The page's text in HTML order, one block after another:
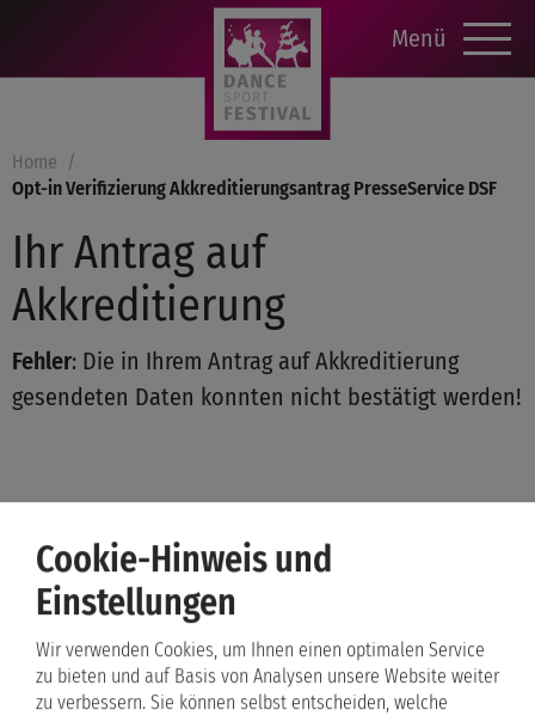
Home
Opt-in Verifizierung Akkreditierungsantrag PresseService DSF
Ihr Antrag auf
Akkreditierung
Fehler: Die in Ihrem Antrag auf Akkreditierung
gesendeten Daten konnten nicht bestätigt werden!
ÜBERSICHT
Datenschutz
AGB
Menü
Cookie-Hinweis und
Einstellungen
Wir verwenden Cookies, um Ihnen einen optimalen Service
zu bieten und auf Basis von Analysen unsere Website weiter
zu verbessern. Sie können selbst entscheiden, welche